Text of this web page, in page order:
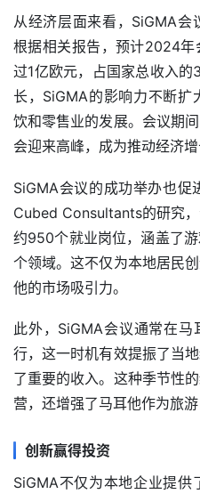
从经济层面来看，SiGMA会
根据相关报告，预计2024
过1亿欧元，占国家总收入
长，SiGMA的影响力不断
饮和零售业的发展。会议期
会迎来高峰，成为推动经济增
SiGMA会议的成功举办也
Cubed Consultants的研究
约950个就业岗位，涵盖了
个领域。这不仅为本地居民
他的市场吸引力。
此外，SiGMA会议通常在
行，这一时机有效提振了当
了重要的收入。这种季节性
营，还增强了马耳他作为旅游
创新赢得投资
SiGMA不仅为本地企业提